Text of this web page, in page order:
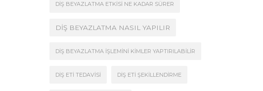
DIŞ BEYAZLATMA ETKISI NE KADAR SÜRER
DIŞ BEYAZLATMA NASIL YAPILIR
DIŞ BEYAZLATMA İŞLEMINI KIMLER YAPTIRILABILIR
DIŞ ETI TEDAVISI DIŞ ETI ŞEKILLENDIRME